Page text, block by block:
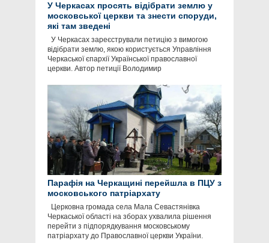
У Черкасах просять відібрати землю у
московської церкви та знести споруди,
які там зведені
У Черкасах зареєстрували петицію з вимогою
відібрати землю, якою користується Управління
Черкаської єпархії Української православної
церкви. Автор петиції Володимир
Парафія на Черкащині перейшла в ПЦУ з
московського патріархату
Церковна громада села Мала Севастянівка
Черкаської області на зборах ухвалила рішення
перейти з підпорядкування московському
патріархату до Православної церкви України.